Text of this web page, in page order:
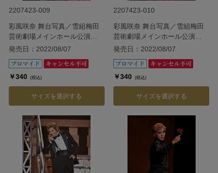
2207423-009
彩風咲奈 舞台写真／雪組梅田
芸術劇場メインホール公演
『ODYSSEY―The Age of
発売日：2022/08/07
￥340 (税込)
サイズを選択する
2207423-010
彩風咲奈 舞台写真／雪組梅田
芸術劇場メインホール公演
『ODYSSEY―The Age of
発売日：2022/08/07
￥340 (税込)
サイズを選択する